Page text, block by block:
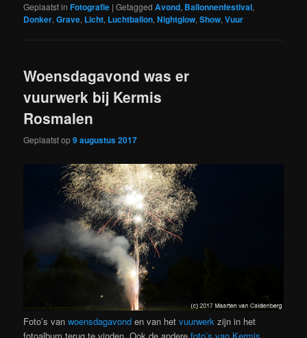
Geplaatst in Fotografie |Getagged Avond, Ballonnenfestival,
Donker,Grave, Licht, Luchtballon,Nightglow,Show,Vuur
Woensdagavond was er
vuurwerk bij Kermis
Rosmalen
Geplaatst op9 augustus 2017
Foto’s vanwoensdagavond en van hetvuurwerk zijn in het